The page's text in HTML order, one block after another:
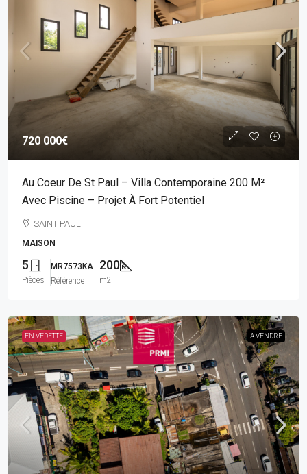
720 000€
Au Coeur De St Paul – Villa Contemporaine 200 M²
Avec Piscine – Projet À Fort Potentiel
SAINT PAUL
MAISON
5
Pièces
MR7573KA
Référence
200
m2
EN VEDETTE A VENDRE